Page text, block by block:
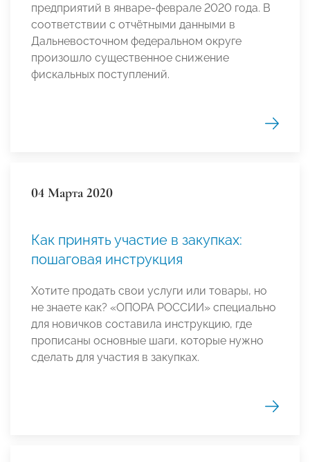
предприятий в январе-феврале 2020 года. В
соответствии с отчётными данными в
Дальневосточном федеральном округе
произошло существенное снижение
фискальных поступлений.
04 Марта 2020
Как принять участие в закупках:
пошаговая инструкция
Хотите продать свои услуги или товары, но
не знаете как? «ОПОРА РОССИИ» специально
для новичков составила инструкцию, где
прописаны основные шаги, которые нужно
сделать для участия в закупках.